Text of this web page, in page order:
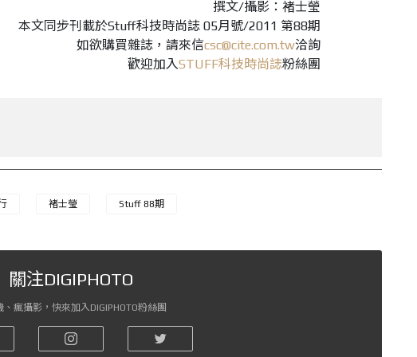
撰文/攝影：褚士瑩
本文同步刊載於Stuff科技時尚誌 05月號/2011 第88期
如欲購買雜誌，請來信csc@cite.com.tw洽詢
歡迎加入STUFF科技時尚誌粉絲團
褚士瑩 Stuff 88期
關注DIGIPHOTO
、瘋攝影，快來加入DIGIPHOTO粉絲團